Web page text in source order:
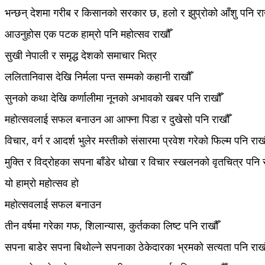
भन्छन् देशमा गरीब र किसानको सरकार छ, हलो र झुप्रोको आँशु पनि
आउनुहोस एक पटक हाम्रो पनि महोत्सव राखौँ
सुखी नेपाली र समृद्ध देशको समाचार भित्र
ललितानिवास देखि निर्मला पन्त सम्मको कहानी राखौँ
सुनको कथा देखि कर्णालीमा नूनको अभावको खबर पनि राखौँ
महोत्सवलाई सफल बनाउन आ आफ्ना पिडा र दुखेसो पनि राखौँ
विचार, वर्ग र आदर्श भुलेर मस्तीको संसारमा प्रवेश गरेको फिल्म पनि
मुक्ति र विद्रोहका सपना बाँडेर धोखा र विचार स्खलनको वृतचित्र पनि
यो हाम्रो महोत्सव हो
महोत्सवलाई सफल बनाउन
तीन वर्षमा गरेका गफ, शिलान्यास, कुर्तकका लिष्ट पनि राखौँ
सपना बाडेर सपना बिथोल्ने सपनाका ठेकेदारका भ्रमको सत्यता पनि